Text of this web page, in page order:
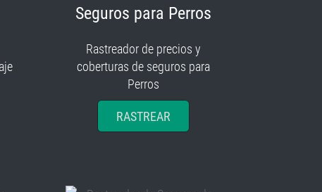
Seguros para Perros
Rastreador de precios y
coberturas de seguros para
Perros
RASTREAR